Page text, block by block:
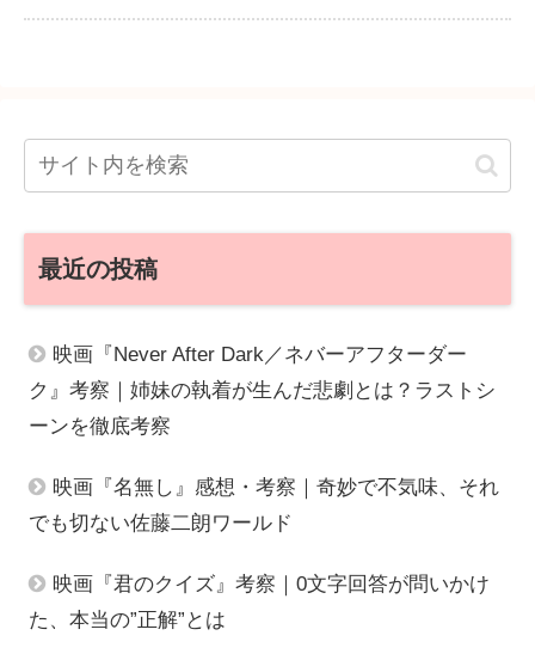
最近の投稿
映画『Never After Dark／ネバーアフターダー
ク』考察｜姉妹の執着が生んだ悲劇とは？ラストシ
ーンを徹底考察
映画『名無し』感想・考察｜奇妙で不気味、それ
でも切ない佐藤二朗ワールド
映画『君のクイズ』考察｜0文字回答が問いかけ
た、本当の”正解”とは